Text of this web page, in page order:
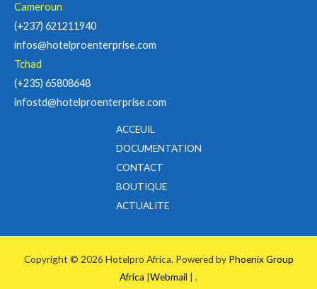
Cameroun
(+237) 621211940
infos@hotelproenterprise.com
Tchad
(+235) 65808648
infostd@hotelproenterprise.com
ACCEUIL
DOCUMENTATION
CONTACT
BOUTIQUE
ACTUALITE
Copyright © 2026 Hotelpro Africa. Powered by Phoenix Group
Africa Webmail | .